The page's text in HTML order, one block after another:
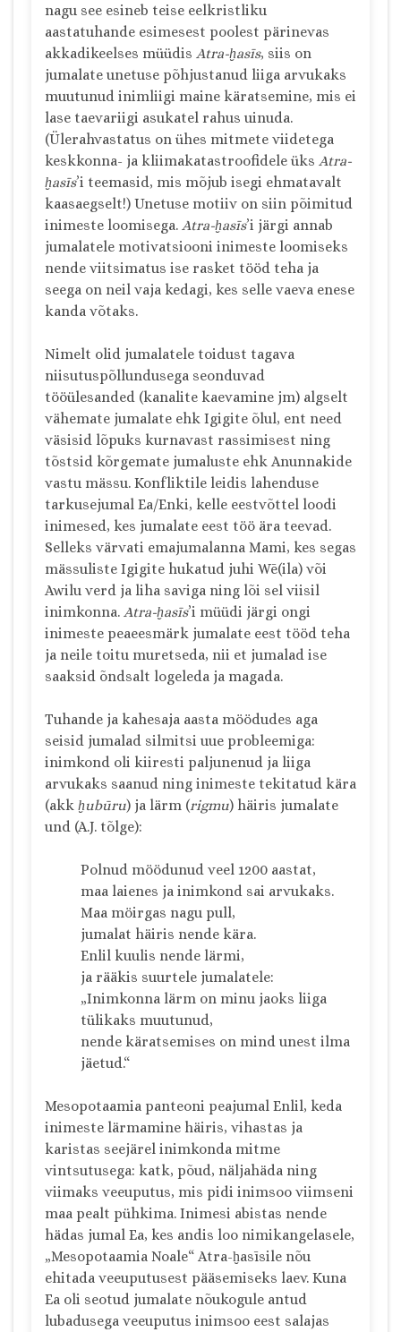
nagu see esineb teise eelkristliku
aastatuhande esimesest poolest pärinevas
akkadikeelses müüdis Atra-ḫasīs, siis on
jumalate unetuse põhjustanud liiga arvukaks
muutunud inimliigi maine käratsemine, mis ei
lase taevariigi asukatel rahus uinuda.
(Ülerahvastatus on ühes mitmete viidetega
keskkonna- ja kliimakatastroofidele üks Atra-
ḫasīs’i teemasid, mis mõjub isegi ehmatavalt
kaasaegselt!) Unetuse motiiv on siin põimitud
inimeste loomisega. Atra-ḫasīs’i järgi annab
jumalatele motivatsiooni inimeste loomiseks
nende viitsimatus ise rasket tööd teha ja
seega on neil vaja kedagi, kes selle vaeva enese
kanda võtaks.
Nimelt olid jumalatele toidust tagava
niisutuspõllundusega seonduvad
tööülesanded (kanalite kaevamine jm) algselt
vähemate jumalate ehk Igigite õlul, ent need
väsisid lõpuks kurnavast rassimisest ning
tõstsid kõrgemate jumaluste ehk Anunnakide
vastu mässu. Konfliktile leidis lahenduse
tarkusejumal Ea/Enki, kelle eestvõttel loodi
inimesed, kes jumalate eest töö ära teevad.
Selleks värvati emajumalanna Mami, kes segas
mässuliste Igigite hukatud juhi Wē(ila) või
Awilu verd ja liha saviga ning lõi sel viisil
inimkonna. Atra-ḫasīs’i müüdi järgi ongi
inimeste peaeesmärk jumalate eest tööd teha
ja neile toitu muretseda, nii et jumalad ise
saaksid õndsalt logeleda ja magada.
Tuhande ja kahesaja aasta möödudes aga
seisid jumalad silmitsi uue probleemiga:
inimkond oli kiiresti paljunenud ja liiga
arvukaks saanud ning inimeste tekitatud kära
(akk ḫubūru) ja lärm (rigmu) häiris jumalate
und (A.J. tõlge):
Polnud möödunud veel 1200 aastat,
maa laienes ja inimkond sai arvukaks.
Maa möirgas nagu pull,
jumalat häiris nende kära.
Enlil kuulis nende lärmi,
ja rääkis suurtele jumalatele:
„Inimkonna lärm on minu jaoks liiga
tülikaks muutunud,
nende käratsemises on mind unest ilma
jäetud.“
Mesopotaamia panteoni peajumal Enlil, keda
inimeste lärmamine häiris, vihastas ja
karistas seejärel inimkonda mitme
vintsutusega: katk, põud, näljahäda ning
viimaks veeuputus, mis pidi inimsoo viimseni
maa pealt pühkima. Inimesi abistas nende
hädas jumal Ea, kes andis loo nimikangelasele,
„Mesopotaamia Noale“ Atra-ḫasīsile nõu
ehitada veeuputusest pääsemiseks laev. Kuna
Ea oli seotud jumalate nõukogule antud
lubadusega veeuputus inimsoo eest salajas